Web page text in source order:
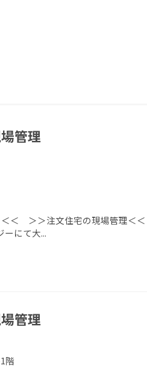
管理
＜ ＞＞注文住宅の現場管理＜＜
にて大...
管理
階